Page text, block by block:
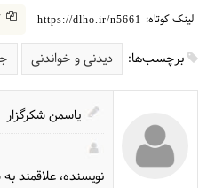
لینک کوتاه: https://dlho.ir/n5661
برچسب‌ها: دیدنی و خواندنی
یاسمن شکرگزار
نویسنده، علاقمند